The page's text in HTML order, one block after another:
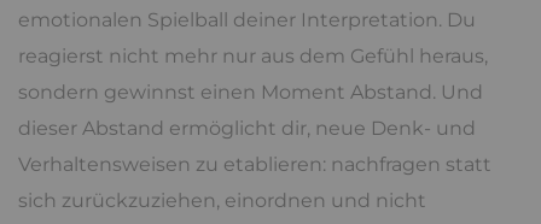
emotionalen Spielball deiner Interpretation. Du
reagierst nicht mehr nur aus dem Gefühl heraus,
sondern gewinnst einen Moment Abstand. Und
dieser Abstand ermöglicht dir, neue Denk- und
Verhaltensweisen zu etablieren: nachfragen statt
sich zurückzuziehen, einordnen und nicht